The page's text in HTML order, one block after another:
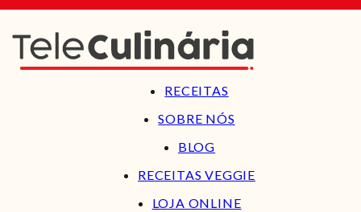
RECEITAS
SOBRE NÓS
BLOG
RECEITAS VEGGIE
LOJA ONLINE